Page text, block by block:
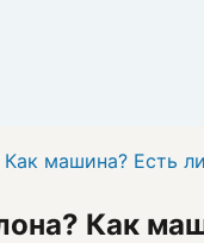
Как машина? Есть
Как